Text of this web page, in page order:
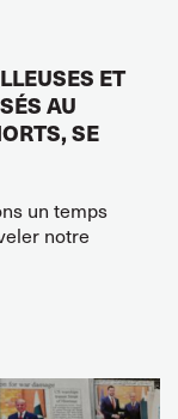
ET
AU
SE
un temps
notre